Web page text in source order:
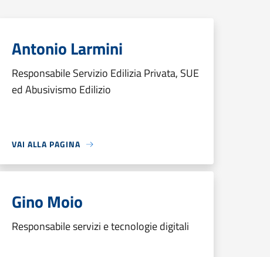
Antonio Larmini
Responsabile Servizio Edilizia Privata, SUE
ed Abusivismo Edilizio
VAI ALLA PAGINA
Gino Moio
Responsabile servizi e tecnologie digitali